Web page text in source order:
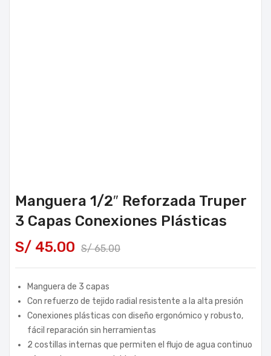
Manguera 1/2″ Reforzada Truper
3 Capas Conexiones Plásticas
S/65.00
S/ 45.00
Manguera de 3 capas
Con refuerzo de tejido radial resistente a la alta presión
Conexiones plásticas con diseño ergonómico y robusto,
fácil reparación sin herramientas
2 costillas internas que permiten el flujo de agua continuo